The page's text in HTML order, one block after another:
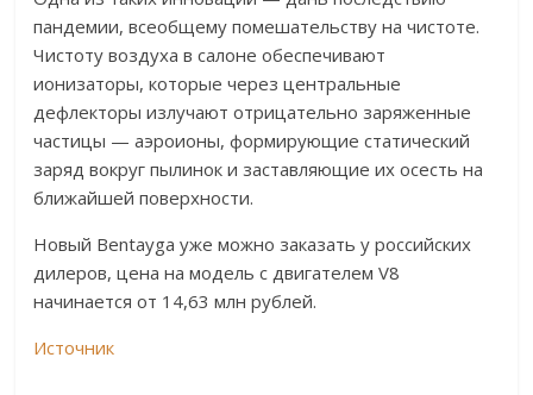
пандемии, всеобщему помешательству на чистоте.
Чистоту воздуха в салоне обеспечивают
ионизаторы, которые через центральные
дефлекторы излучают отрицательно заряженные
частицы — аэроионы, формирующие статический
заряд вокруг пылинок и заставляющие их осесть на
ближайшей поверхности.
Новый Bentayga уже можно заказать у российских
дилеров, цена на модель с двигателем V8
начинается от 14,63 млн рублей.
Источник